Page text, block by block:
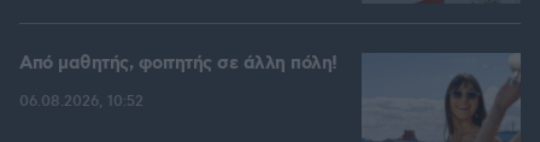
Από μαθητής, φοιτητής σε άλλη πόλη!
06.08.2026, 10:52